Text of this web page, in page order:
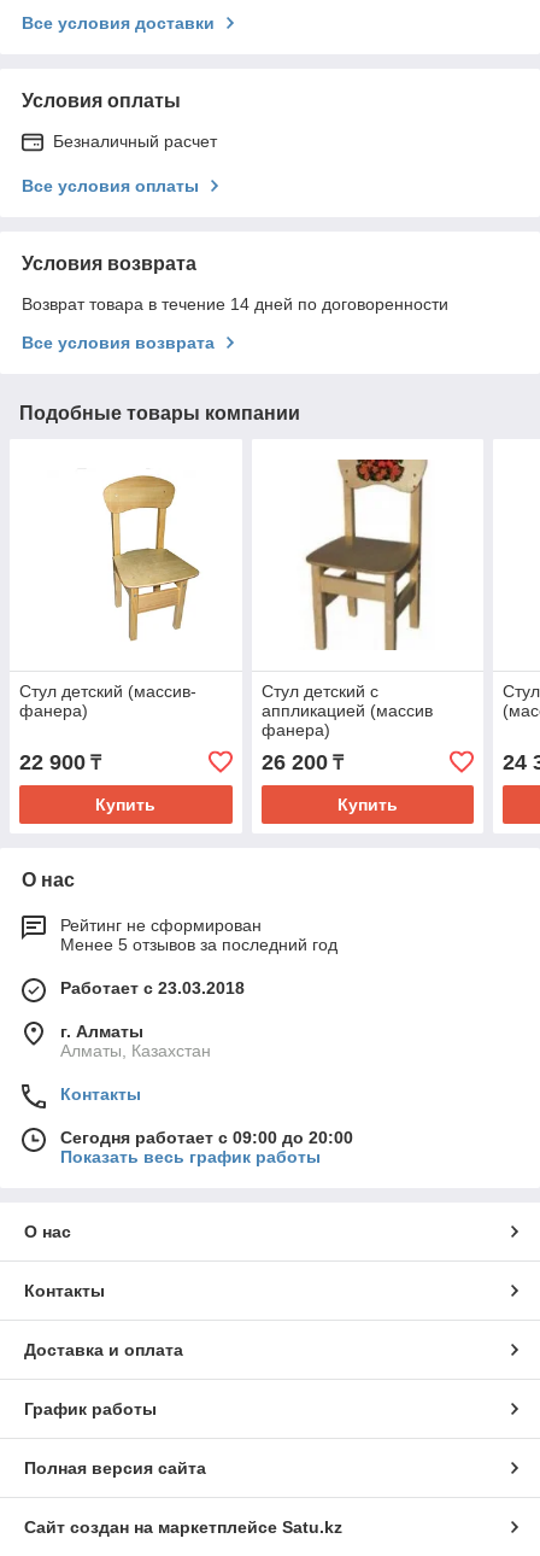
Все условия доставки
Условия оплаты
Безналичный расчет
Все условия оплаты
Условия возврата
Возврат товара в течение 14 дней по договоренности
Все условия возврата
Подобные товары компании
Стул детский (массив-
фанера)
22 900 ₸
Купить
Стул детский с
аппликацией (массив
фанера)
26 200₸
Купить
24
О нас
Рейтинг не сформирован
Менее 5 отзывов за последний год
Работает с 23.03.2018
г. Алматы
Алматы, Казахстан
Контакты
Сегодня работает с 09:00 до 20:00
Показать весь график работы
О нас
Контакты
Доставка и оплата
График работы
Полная версия сайта
Сайт создан на маркетплейсе Satu.kz